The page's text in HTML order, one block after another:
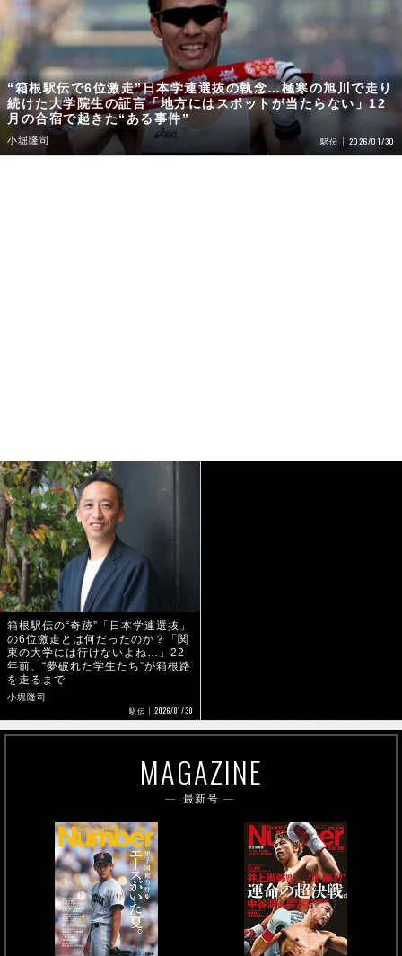
“箱根駅伝で6位激走”日本学連選抜の執念…極寒の旭川で走り
続けた大学院生の証言「地方にはスポットが当たらない」12
月の合宿で起きた“ある事件”
小堀隆司 駅伝 2026/01/30
箱根駅伝の“奇跡”「日本学連選抜」
の6位激走とは何だったのか？「関
東の大学には行けないよね…」22
年前、“夢破れた学生たち”が箱根路
を走るまで
小堀隆司
駅伝 2026/01/30
MAGAZINE
最新号